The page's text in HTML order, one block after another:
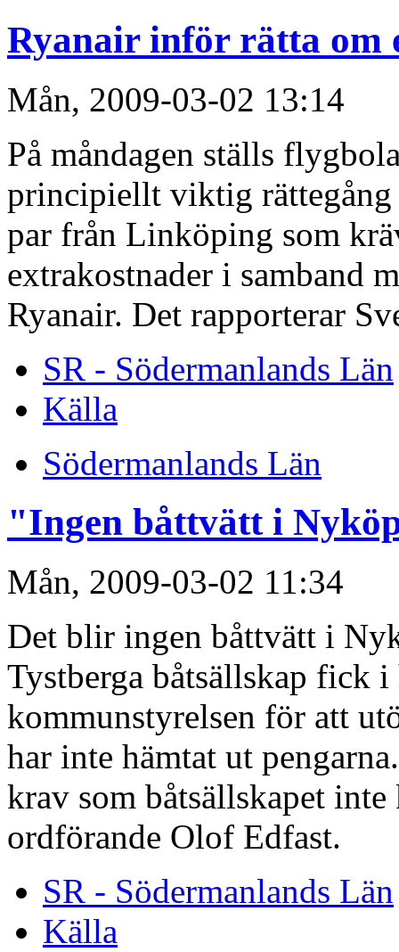
Ryanair inför rätta om
Mån, 2009-03-02 13:14
På måndagen ställs
principiellt viktig
par från Linköping som
extrakostnader i samband
Ryanair. Det rapporterar
SR - Södermanlands Län
Källa
Södermanlands Län
"Ingen båttvätt i
Mån, 2009-03-02 11:34
Det blir ingen båttvätt i
Tystberga båtsällskap fick
kommunstyrelsen för att
har inte hämtat ut
krav som båtsällskapet inte
ordförande Olof Edfast.
SR - Södermanlands Län
Källa